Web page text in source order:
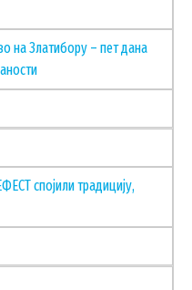
УПРАВИ
на Златибору – пет дана
спојили традицију,